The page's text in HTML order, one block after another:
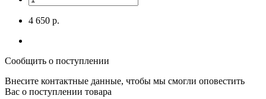
4 650 р.
Сообщить о поступлении
Внесите контактные данные, чтобы мы смогли оповестить
Вас о поступлении товара